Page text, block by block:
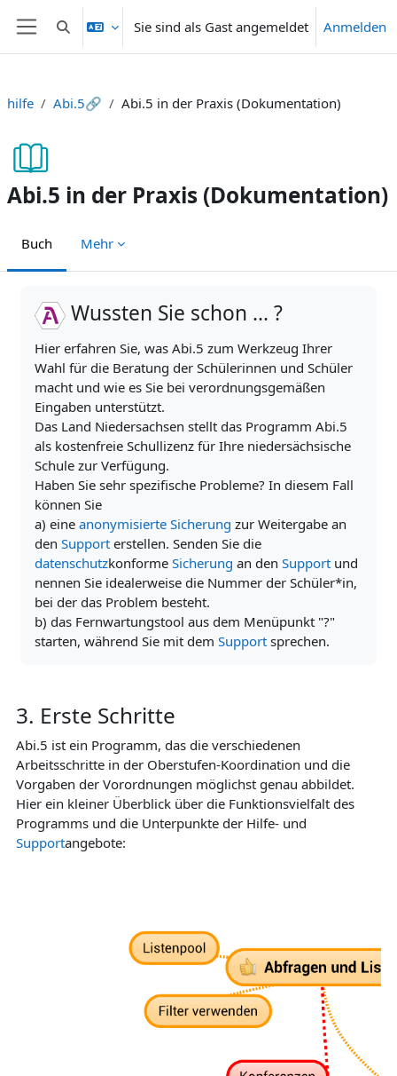
Zum Hauptinhalt
Website-Übersicht
Sucheingabe umschaltenSie sind als Gast angemeldet Anmelden
hilfe Abi.5🔗 Abi.5 in der Praxis (Dokumentation)
Abi.5 in der Praxis (Dokumentation)
Buch Mehr
Wussten Sie schon ... ?
Hier erfahren Sie, was Abi.5 zum Werkzeug Ihrer
Wahl für die Beratung der Schülerinnen und Schüler
macht und wie es Sie bei verordnungsgemäßen
Eingaben unterstützt.
Das Land Niedersachsen stellt das Programm Abi.5
als kostenfreie Schullizenz für Ihre niedersächsische
Schule zur Verfügung.
Haben Sie sehr spezifische Probleme? In diesem Fall
können Sie
a) eine anonymisierte Sicherung zur Weitergabe an
den Support erstellen. Senden Sie die
datenschutzkonforme Sicherung an den Support und
nennen Sie idealerweise die Nummer der Schüler*in,
bei der das Problem besteht.
b) das Fernwartungstool aus dem Menüpunkt "?"
starten, während Sie mit dem Support sprechen.
3. Erste Schritte
Abi.5 ist ein Programm, das die verschiedenen
Arbeitsschritte in der Oberstufen-Koordination und die
Vorgaben der Vorordnungen möglichst genau abbildet.
Hier ein kleiner Überblick über die Funktionsvielfalt des
Programms und die Unterpunkte der Hilfe- und
Supportangebote: